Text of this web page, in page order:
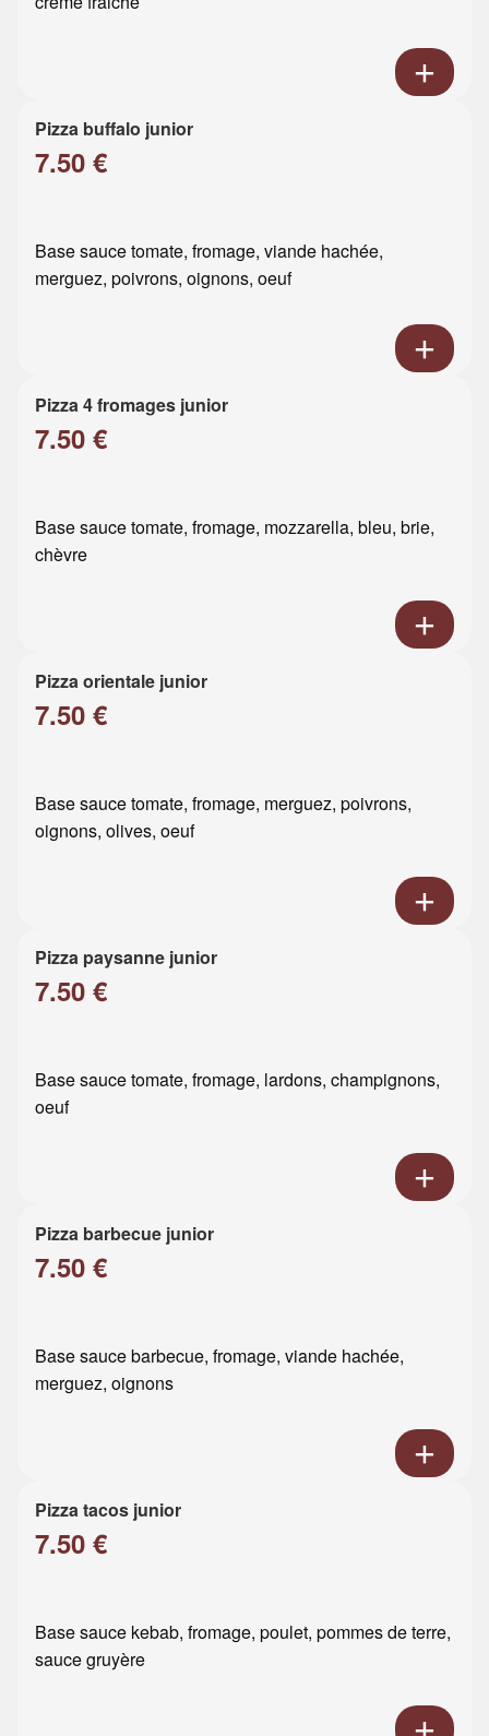
Pizza buffalo junior
7.50 €
Base sauce tomate, fromage, viande hachée,
merguez, poivrons, oignons, oeuf
Pizza 4 fromages junior
7.50 €
Base sauce tomate, fromage, mozzarella, bleu, brie,
chèvre
Pizza orientale junior
7.50 €
Base sauce tomate, fromage, merguez, poivrons,
oignons, olives, oeuf
Pizza paysanne junior
7.50 €
Base sauce tomate, fromage, lardons, champignons,
oeuf
Pizza barbecue junior
7.50 €
Base sauce barbecue, fromage, viande hachée,
merguez, oignons
Pizza tacos junior
7.50 €
Base sauce kebab, fromage, poulet, pommes de terre,
sauce gruyère